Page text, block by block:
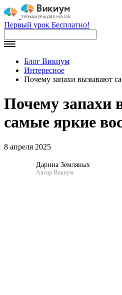
Первый урок Бесплатно!
Блог Викиум
Интересное
Почему запахи вызывают
Почему запахи
самые яркие
8 апреля 2025
Дарина Земляных
Автор Викиум